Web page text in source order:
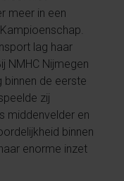
meer in een
lag haar
NMHC Nijmegen
binnen de eerste
zij
middenvelder en
binnen
enorme inzet